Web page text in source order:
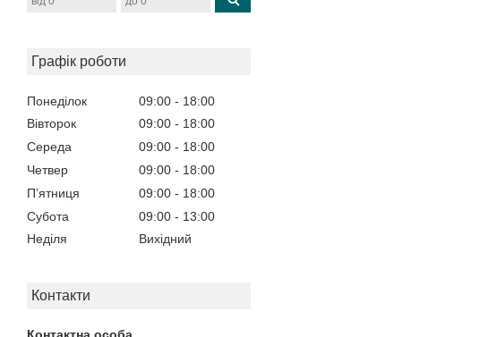
Графік роботи
Понеділок 09:00
18:00
Вівторок
09:00
18:00
Середа
09:00
18:00
Четвер
09:00
18:00
Пʼятниця
09:00
18:00
Субота
09:00
13:00
Неділя
Вихідний
Контакти